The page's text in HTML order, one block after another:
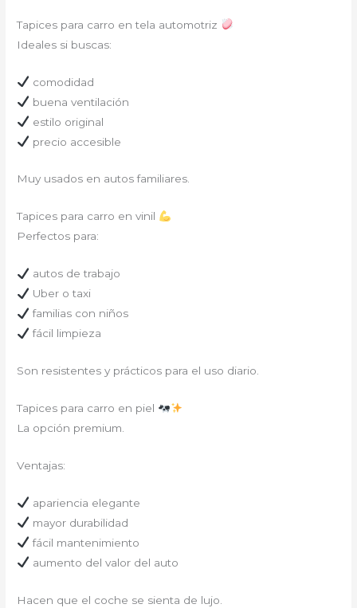
Tapices para carro en tela automotriz
Ideales si buscas:
comodidad
buena ventilación
estilo original
precio accesible
Muy usados en autos familiares.
Tapices para carro en vinil
Perfectos para:
autos de trabajo
Uber o taxi
familias con niños
fácil limpieza
Son resistentes y prácticos para el uso diario.
Tapices para carro en piel
La opción premium.
Ventajas:
apariencia elegante
mayor durabilidad
fácil mantenimiento
aumento del valor del auto
Hacen que el coche se sienta de lujo.